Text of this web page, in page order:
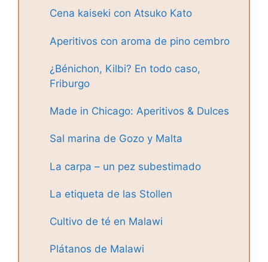
Cena kaiseki con Atsuko Kato
Aperitivos con aroma de pino cembro
¿Bénichon, Kilbi? En todo caso,
Friburgo
Made in Chicago: Aperitivos & Dulces
Sal marina de Gozo y Malta
La carpa – un pez subestimado
La etiqueta de las Stollen
Cultivo de té en Malawi
Plátanos de Malawi